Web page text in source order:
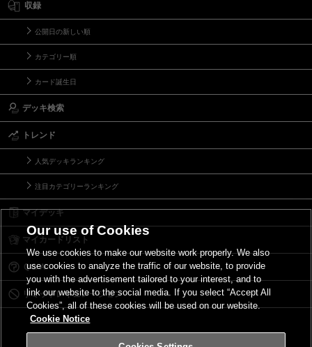
収録
公開日の新しい順
カテゴリー順
カード誕生日
デッキ検索
トレンド
人気デッキランキング
注目カテゴリーランキング
マイデッキ
マイカードリスト
Ｑ＆Ａ
リミットレギュレーション
Our use of Cookies
We use cookies to make our website work properly. We also
use cookies to analyze the traffic of our website, to provide
you with the advertisement tailored to your interest, and to
link our website to the social media. If you select “Accept All
Cookies”, all of these cookies will be used on our website.
Cookie Notice